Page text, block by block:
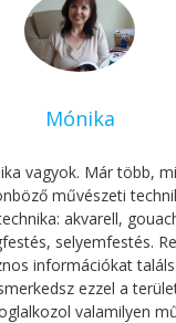
Mónika
vagyok. Már több,
művészeti
akvarell,
selyemfestés.
információkat
ezzel a
valamilyen